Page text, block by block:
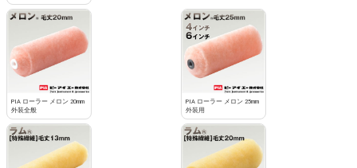
PIA ローラー メロン 20mm
外装全般
PIA ローラー メロン 25mm
外装用